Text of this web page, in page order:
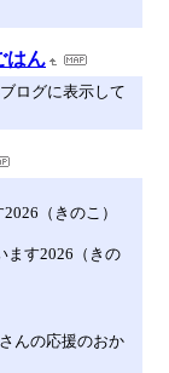
はん
ログに表示して
（きのこ）
ます2026（きの
んの応援のおか